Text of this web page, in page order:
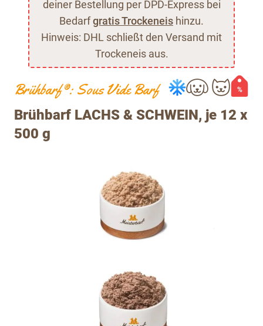
deiner Bestellung per DPD-Express bei
Bedarfgratis Trockeneis hinzu.
Hinweis: DHL schließt den Versand mit
Trockeneis aus.
%
Brühbarf®: Sous Vide Barf
Brühbarf LACHS & SCHWEIN, je 12 x
500 g